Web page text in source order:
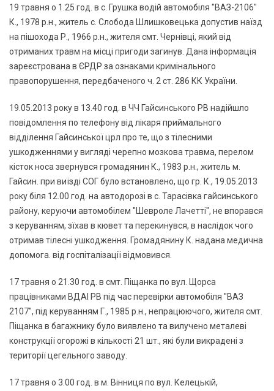
19 травня о 1.25 год. в с. Грушка водій автомобіля "ВАЗ-2106"
К., 1978 р.н., житель с. Слобода Шлишковецька допустив наїзд
на пішохода Р., 1966 р.н., жителя смт. Чернівці, який від
отриманих травм на місці пригоди загинув. Дана інформація
зареєстрована в ЄРДР за ознаками кримінального
правопорушення, передбаченого ч. 2 ст. 286 КК України.
19.05.2013 року в 13.40 год. в ЧЧ Гайсинського РВ надiйшло
повідомлення по телефону від лікаря приймального
відділення Гайсинської црл про те, що з тілесними
ушкодженнями у вигляді черепно мозкова травма, перелом
кісток носа звернувся громадянин К., 1983 р.н., житель м.
Гайсин. при виїзді СОГ було встановлено, що гр. К., 19.05.2013
року біля 12.00 год. на автодорозі в с. Тарасівка гайсинського
району, керуючи автомобілем "Шевроле Лачетті", не впорався
з керуванням, зїхав в кювет та перекинувся, в наслідок чого
отримав тілесні ушкодження. Громадянину К. надана медична
допомога. від госпіталізації відмовився.
17 травня о 21.30 год. в смт. Піщанка по вул. Щорса
працівниками ВДАІ РВ під час перевірки автомобіля "ВАЗ
2107", під керуванням Г., 1985 р.н., непрацюючого, жителя смт.
Піщанка в багажнику було виявлено та вилучено металеві
конструкції огорожі в кількості 21 шт., які були викрадені з
території цегельного заводу.
17 травня о 3.00 год. в м. Вінниця по вул. Келецькій,